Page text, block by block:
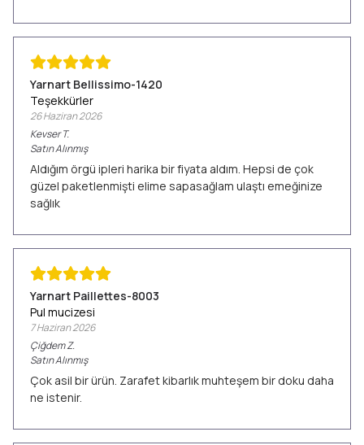
Yarnart Bellissimo-1420
Teşekkürler
26 Haziran 2026
Kevser T.
Satın Alınmış
Aldığım örgü ipleri harika bir fiyata aldım. Hepsi de çok
güzel paketlenmişti elime sapasağlam ulaştı emeğinize
sağlık
Yarnart Paillettes-8003
Pul mucizesi
7 Haziran 2026
ÇiğdemZ.
Satın Alınmış
Çok asil bir ürün. Zarafet kibarlık muhteşem bir doku daha
ne istenir.